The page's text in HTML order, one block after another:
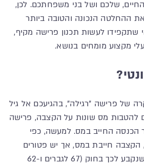
שלכם ושל בני משפחתכם. לכן,
ההחלטה הנכונה והטובה ביותר
שתקפידו לעשות תכנון פרישה מקיף,
מקצוע מומחים בנושא.
של פרישה "רגילה", בהגיעכם אל גיל
להטבות מס שונות על הקצבה, פרישה
החייב במס. למעשה, כפי
הקצבה חייבת במס, אך יש פטורים
מסוימים לפרישה בגיל שנקבע לכך בחוק (67 לגברים ו-62